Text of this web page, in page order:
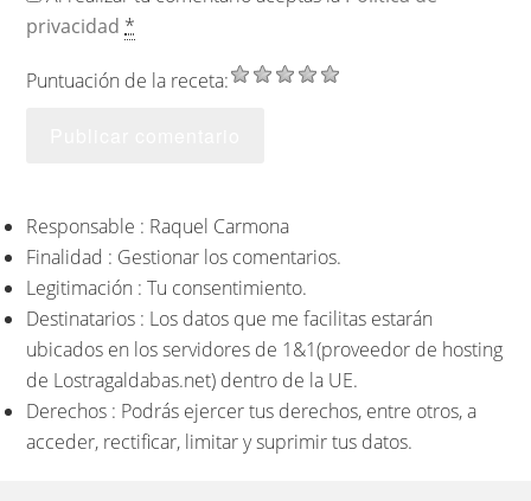
privacidad *
Puntuación de la receta:
Responsable : Raquel Carmona
Finalidad : Gestionar los comentarios.
Legitimación : Tu consentimiento.
Destinatarios : Los datos que me facilitas estarán
ubicados en los servidores de 1&1(proveedor de hosting
de Lostragaldabas.net) dentro de la UE.
Derechos : Podrás ejercer tus derechos, entre otros, a
acceder, rectificar, limitar y suprimir tus datos.